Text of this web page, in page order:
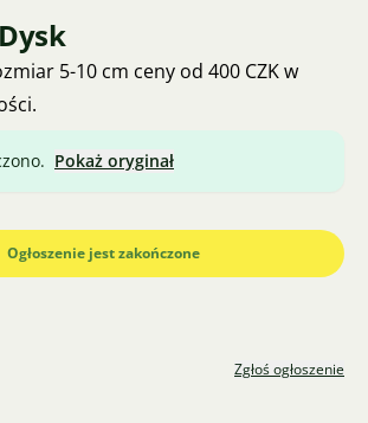
5-10 cm ceny od 400 CZK w
Pokaż oryginał
Ogłoszenie jest zakończone
Zgłoś ogłoszenie